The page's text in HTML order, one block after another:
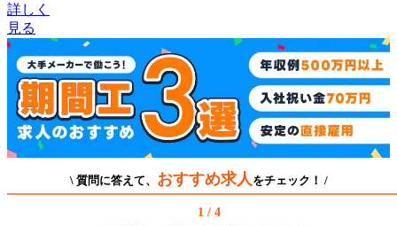
詳しく
見る
\ 質問に答えて、 おすすめ求人 をチェック！ /
1 / 4